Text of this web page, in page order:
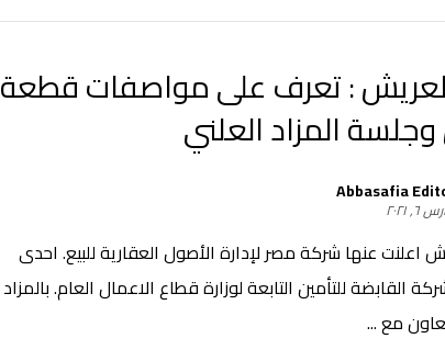
: تعرف على مواصفات قطعة
المزاد العلني
Abbasafia
٢٠٢١
اعلنت عنها شركة مصر لإدارة الأصول العقارية للبيع. احدى
القابضة للتأمين التابعة لوزارة قطاع الاعمال العام. بالمزاد
مع ...